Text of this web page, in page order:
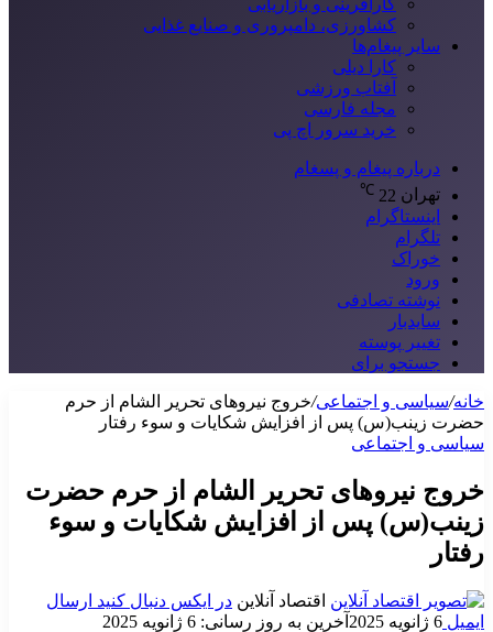
کارآفرینی و بازاریابی
کشاورزی، دامپروری و صنایع غذایی
سایر پیغام‌ها
کارا دیلی
آفتاب ورزشی
مجله فارسی
خرید سرور اچ پی
درباره پیغام و پسغام
تهران 22
℃
اینستاگرام
تلگرام
خوراک
ورود
نوشته تصادفی
سایدبار
تغییر پوسته
جستجو برای
خانه/سیاسی و اجتماعی/خروج نیروهای تحریر الشام از حرم
حضرت زینب(س) پس از افزایش شکایات و سوء رفتار
سیاسی و اجتماعی
خروج نیروهای تحریر الشام از حرم حضرت
زینب(س) پس از افزایش شکایات و سوء
رفتار
اقتصاد آنلاین در ایکس دنبال کنید ارسال
ایمیل 6 ژانویه 2025
آخرین به روز رسانی: 6 ژانویه 2025